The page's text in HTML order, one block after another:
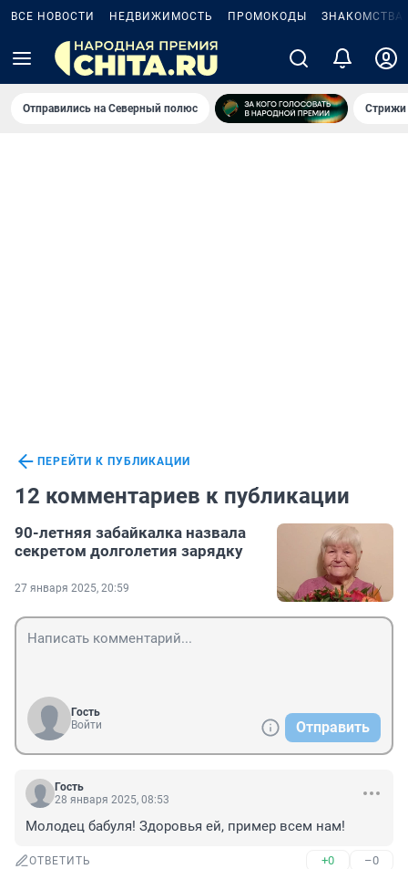
ВСЕ НОВОСТИ НЕДВИЖИМОСТЬ ПРОМОКОДЫ ЗНАКОМСТВА
Отправились на Северный полюс Стрижи
ПЕРЕЙТИ К ПУБЛИКАЦИИ
12 комментариев к публикации
90-летняя забайкалка назвала
секретом долголетия зарядку
27 января 2025, 20:59
Гость
Войти
Отправить
Гость
28 января 2025, 08:53
Молодец бабуля! Здоровья ей, пример всем нам!
ОТВЕТИТЬ +0 –0